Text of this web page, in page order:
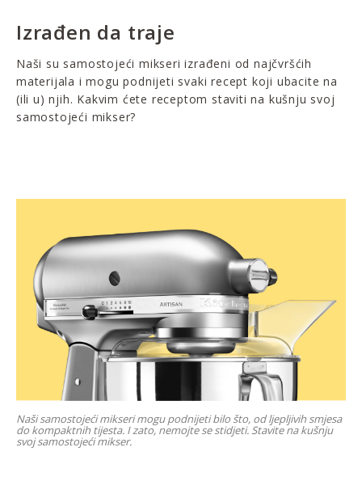
Izrađen da traje
Naši su samostojeći mikseri izrađeni od najčvršćih
materijala i mogu podnijeti svaki recept koji ubacite na
(ili u) njih. Kakvim ćete receptom staviti na kušnju svoj
samostojeći mikser?
Naši samostojeći mikseri mogu podnijeti bilo što, od ljepljivih smjesa
do kompaktnih tijesta. I zato, nemojte se stidjeti. Stavite na kušnju
svoj samostojeći mikser.